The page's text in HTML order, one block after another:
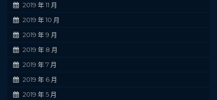
2019 年 11 月
2019 年 10 月
2019 年 9 月
2019 年 8 月
2019 年 7 月
2019 年 6 月
2019 年 5 月